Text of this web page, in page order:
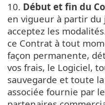
10. Début et fin du
en vigueur à partir du
acceptez les
ce Contrat à tout
façon permanente,
vos frais, le Logiciel,
sauvegarde et toute
associée fournie par